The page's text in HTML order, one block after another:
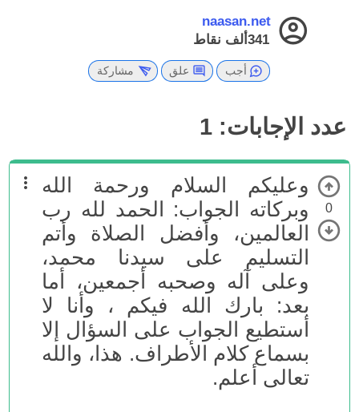
naasan.net
341ألف
نقاط
أجب علق مشاركة
عدد الإجابات: 1
0
وعليكم السلام ورحمة الله
وبركاته الجواب: الحمد لله رب
العالمين، وأفضل الصلاة وأتم
التسليم على سيدنا محمد،
وعلى آله وصحبه أجمعين، أما
بعد: بارك الله فيكم ، وأنا لا
أستطيع الجواب على السؤال إلا
بسماع كلام الأطراف. هذا، والله
تعالى أعلم.